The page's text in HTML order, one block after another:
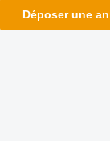
Déposer une